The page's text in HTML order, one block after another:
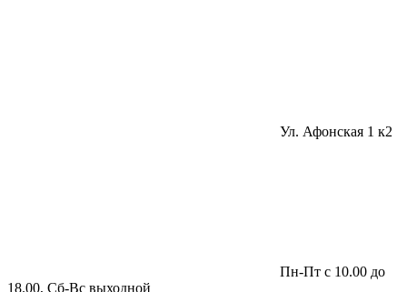
Ул. Афонская 1 к2
Пн-Пт с 10.00 до
18.00, Сб-Вс выходной